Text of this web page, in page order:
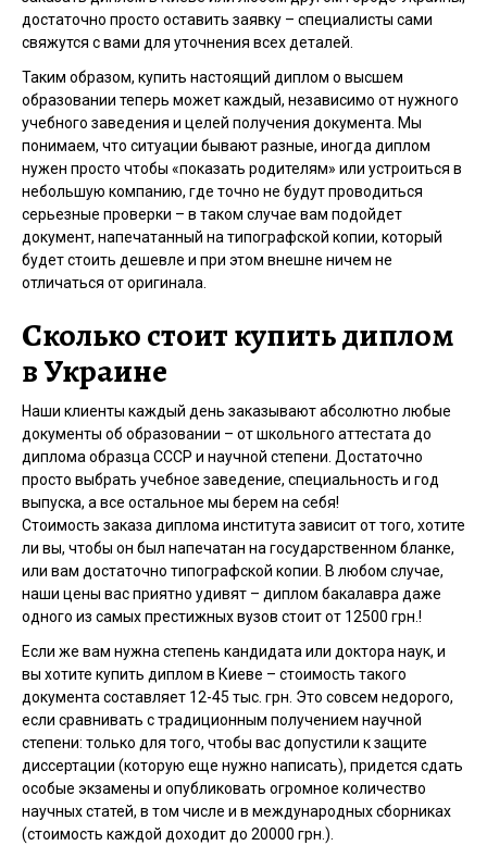
достаточно просто оставить заявку – специалисты сами
свяжутся с вами для уточнения всех деталей.
Таким образом, купить настоящий диплом о высшем
образовании теперь может каждый, независимо от нужного
учебного заведения и целей получения документа. Мы
понимаем, что ситуации бывают разные, иногда диплом
нужен просто чтобы «показать родителям» или устроиться в
небольшую компанию, где точно не будут проводиться
серьезные проверки – в таком случае вам подойдет
документ, напечатанный на типографской копии, который
будет стоить дешевле и при этом внешне ничем не
отличаться от оригинала.
Сколько стоит купить диплом
в Украине
Наши клиенты каждый день заказывают абсолютно любые
документы об образовании – от школьного аттестата до
диплома образца СССР и научной степени. Достаточно
просто выбрать учебное заведение, специальность и год
выпуска, а все остальное мы берем на себя!
Стоимость заказа диплома института зависит от того, хотите
ли вы, чтобы он был напечатан на государственном бланке,
или вам достаточно типографской копии. В любом случае,
наши цены вас приятно удивят – диплом бакалавра даже
одного из самых престижных вузов стоит от 12500 грн.!
Если же вам нужна степень кандидата или доктора наук, и
вы хотите купить диплом в Киеве – стоимость такого
документа составляет 12-45 тыс. грн. Это совсем недорого,
если сравнивать с традиционным получением научной
степени: только для того, чтобы вас допустили к защите
диссертации (которую еще нужно написать), придется сдать
особые экзамены и опубликовать огромное количество
научных статей, в том числе и в международных сборниках
(стоимость каждой доходит до 20000 грн.).